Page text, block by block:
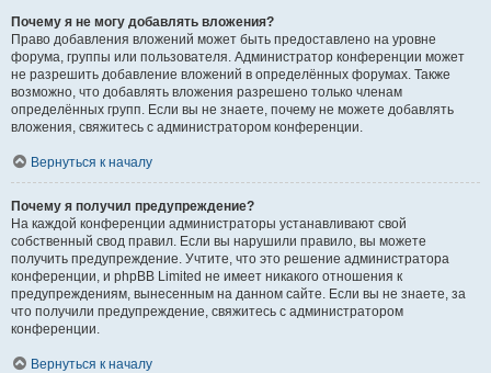
Почему я не могу добавлять вложения?
Право добавления вложений может быть предоставлено на уровне
форума, группы или пользователя. Администратор конференции может
не разрешить добавление вложений в определённых форумах. Также
возможно, что добавлять вложения разрешено только членам
определённых групп. Если вы не знаете, почему не можете добавлять
вложения, свяжитесь с администратором конференции.
Вернуться к началу
Почему я получил предупреждение?
На каждой конференции администраторы устанавливают свой
собственный свод правил. Если вы нарушили правило, вы можете
получить предупреждение. Учтите, что это решение администратора
конференции, и phpBB Limited не имеет никакого отношения к
предупреждениям, вынесенным на данном сайте. Если вы не знаете, за
что получили предупреждение, свяжитесь с администратором
конференции.
Вернуться к началу